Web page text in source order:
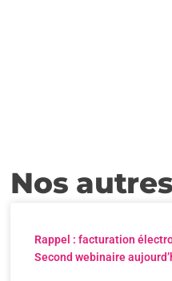
Nos
Rappel : facturation
Second webinaire